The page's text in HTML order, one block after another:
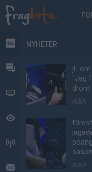
NYHETER
FORUM
VIDEO
BEVAKAT
HÄNDELSER
MEDDELANDEN
NYHETER
jL
"Jag
dröm"
IGÅR
IGÅR